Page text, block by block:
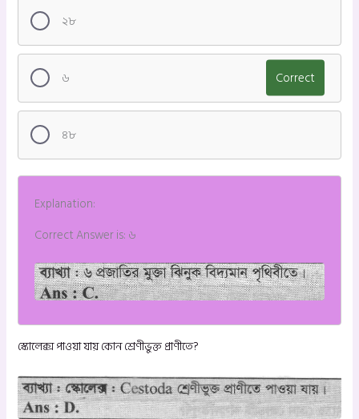
২৮
৬ Correct
৪৮
Explanation:
Correct Answer is: ৬
স্কোলেক্স পাওয়া যায় কোন শ্রেণীভুক্ত প্রাণীতে?